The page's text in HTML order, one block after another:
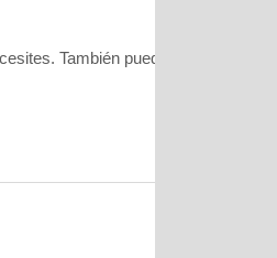
También puedes visitar